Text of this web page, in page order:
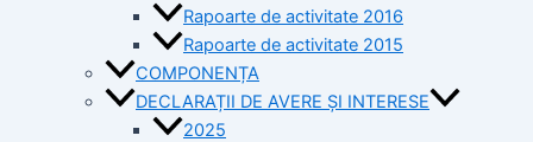
Rapoarte de activitate 2016
Rapoarte de activitate 2015
COMPONENȚA
DECLARAȚII DE AVERE ȘI INTERESE
2025